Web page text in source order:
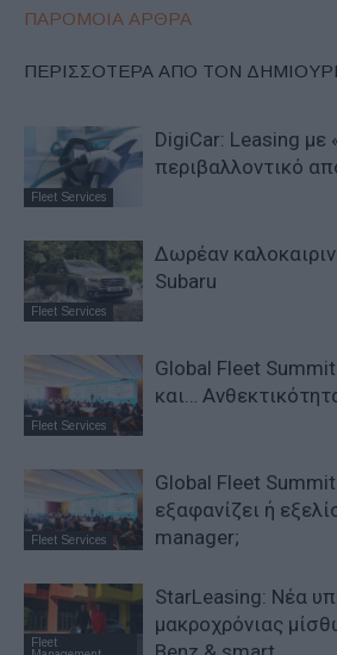
ΠΑΡΟΜΟΙΑ ΑΡΘΡΑ
ΠΕΡΙΣΣΟΤΕΡΑ ΑΠΟ ΤΟΝ
Fleet Services
DigiCar: Leasing με
περιβαλλοντικό
Fleet Services
Δωρέαν
Subaru
Fleet Services
Global Fleet
και…
Fleet Services
Global Fleet
εξαφανίζει ή
manager;
Fleet
StarLeasing: Νέα
μακροχρόνιας